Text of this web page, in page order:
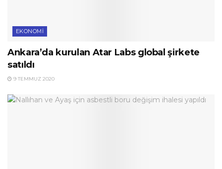
EKONOMI
Ankara’da kurulan Atar Labs global şirkete
satıldı
9 TEMMUZ 2020